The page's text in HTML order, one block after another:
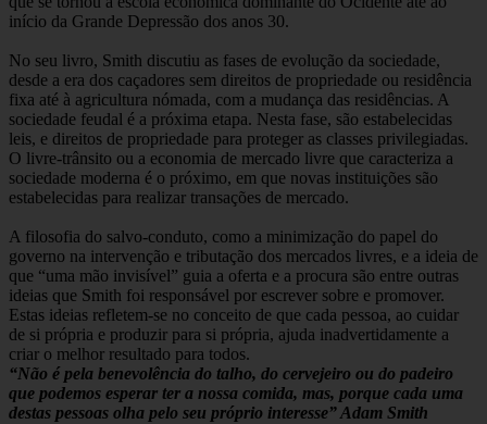
início da Grande Depressão dos anos 30.
No seu livro, Smith discutiu as fases de evolução da sociedade,
desde a era dos caçadores sem direitos de propriedade ou residência
fixa até à agricultura nómada, com a mudança das residências. A
sociedade feudal é a próxima etapa. Nesta fase, são estabelecidas
leis, e direitos de propriedade para proteger as classes privilegiadas.
O livre-trânsito ou a economia de mercado livre que caracteriza a
sociedade moderna é o próximo, em que novas instituições são
estabelecidas para realizar transações de mercado.
A filosofia do salvo-conduto, como a minimização do papel do
governo na intervenção e tributação dos mercados livres, e a ideia de
que “uma mão invisível” guia a oferta e a procura são entre outras
ideias que Smith foi responsável por escrever sobre e promover.
Estas ideias refletem-se no conceito de que cada pessoa, ao cuidar
de si própria e produzir para si própria, ajuda inadvertidamente a
criar o melhor resultado para todos.
“Não é pela benevolência do talho, do cervejeiro ou do padeiro
que podemos esperar ter a nossa comida, mas, porque cada uma
destas pessoas olha pelo seu próprio interesse” Adam Smith